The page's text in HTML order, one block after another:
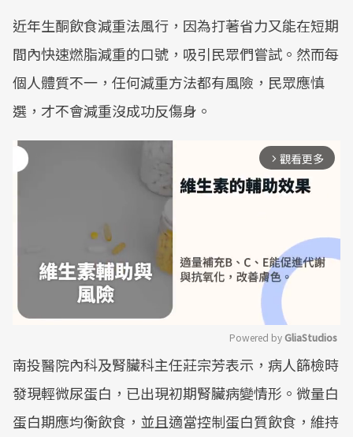
近年生酮飲食減重法風行，因為打著省力又能在短期
間內快速燃脂減重的口號，吸引民眾們嘗試。然而每
個人體質不一，任何減重方法都有風險，民眾應慎
選，才不會減重沒成功反傷身。
arrow_forward_ios 觀看更多
Mute
Powered by GliaStudios
南投醫院內科及腎臟科主任莊宗芳表示，病人篩檢時
發現輕微尿蛋白，已出現初期腎臟病變情形。微量白
蛋白期應均衡飲食，並且適當控制蛋白質飲食，維持